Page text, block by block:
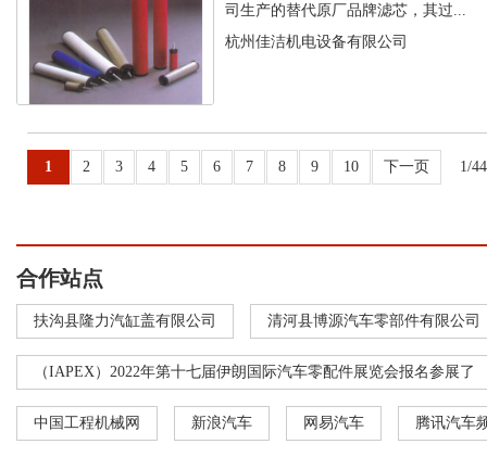
司生产的替代原厂品牌滤芯，其过...
杭州佳洁机电设备有限公司
1 2 3 4 5 6 7 8 9 10 下一页 1/
合作站点
扶沟县隆力汽缸盖有限公司 清河县博源汽车零部件有限公司
（IAPEX）2022年第十七届伊朗国际汽车零配件展览会报名参展了
中国工程机械网 新浪汽车 网易汽车 腾讯汽车